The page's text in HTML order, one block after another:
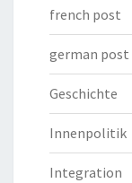
french post
german post
Geschichte
Innenpolitik
Integration